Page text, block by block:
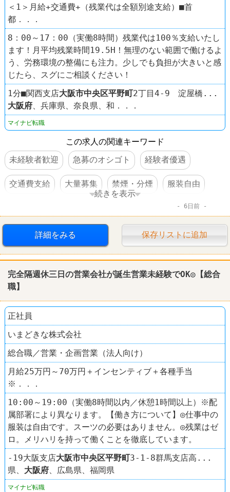
＜1＞月給+交通費+（残業代は全額別途支給）■首
都．．．
8：00～17：00（実働8時間）残業代は100％支給いたし
ます！月平均残業時間19.5H！無理のない範囲で働けるよ
う、労務環境の整備にも注力。少しでも負担が大きいと感
じたら、スグにご相談ください！
1分■関西支店大阪市中央区平野町2丁目4-9 淀屋橋...
大阪府 、兵庫県、奈良県、和．．．
マイナビ転職
この求人の関連キーワード
未経験者歓迎
急募のオシゴト 経験者優遇
交通費支給 大量募集 禁煙・分煙 服装自由
女性活躍 完全週休2日制 転勤なし 上場企業
続きを表示
6日前
詳細をみる 保存リストに追加
完全隔週休三日の営業会社が誕生営業未経験でOK◎【総合
職】
正社員
いまどきな株式会社
総合職／営業・企画営業（法人向け）
月給25万円～70万円＋インセンティブ＋各種手当
※．．．
10:00～19:00（実働8時間以内／休憩1時間以上）※配
属部署により異なります。【働き方について】◎仕事中の
服装は自由です。スーツの必要はありません。◎残業はゼ
ロ。メリハリを持って働くことを徹底しています。
-19大阪支店大阪市中央区平野町3-1-8群馬支店高...
県、 大阪府 、広島県、福岡県
マイナビ転職